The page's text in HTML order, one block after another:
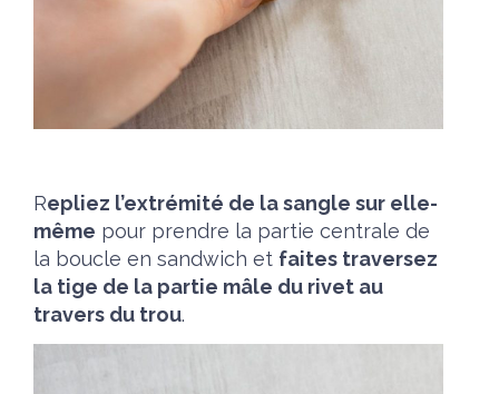
Repliez l’extrémité de la sangle sur elle-
même pour prendre la partie centrale de
la boucle en sandwich et faites traversez
la tige de la partie mâle du rivet au
travers du trou.